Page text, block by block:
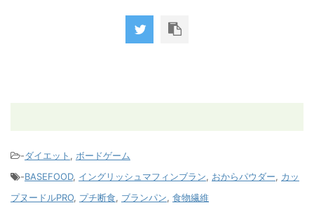
-ダイエット , ボードゲーム
-BASEFOOD, イングリッシュマフィンブラン, おからパウダー, カッ
プヌードルPRO, プチ断食, ブランパン, 食物繊維